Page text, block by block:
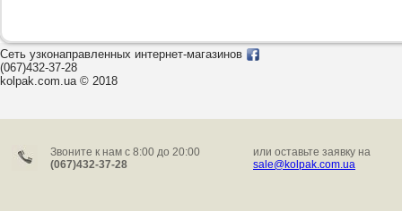
Сеть узконаправленных интернет-магазинов
(067)432-37-28
kolpak.com.ua © 2018
Звоните к нам c 8:00 до 20:00
(067)432-37-28
или оставьте заявку на
sale@kolpak.com.ua